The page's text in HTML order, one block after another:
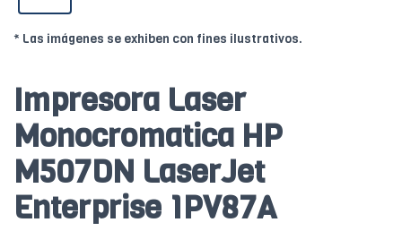
* Las imágenes se exhiben con fines ilustrativos.
Impresora Laser
Monocromatica HP
M507DN LaserJet
Enterprise 1PV87A